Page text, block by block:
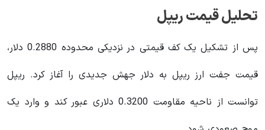
تحلیل قیمت ریپل
پس از تشکیل یک کف قیمتی در نزدیکی محدوده 0.2880 دلار،
قیمت جفت ارز ریپل به دلار جهش جدیدی را آغاز کرد. ریپل
توانست از ناحیه مقاومت 0.3200 دلاری عبور کند و وارد یک